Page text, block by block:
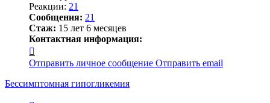
Реакции: 21
Сообщения: 21
Стаж: 15 лет 6 месяцев
Контактная информация:
информация
пользователя
Spoon
Отправить личное сообщение Отправить email
Бессимптомная гипогликемия